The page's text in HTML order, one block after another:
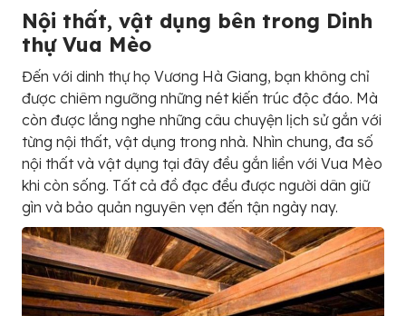
Nội thất, vật dụng bên trong Dinh
thự Vua Mèo
Đến với dinh thự họ Vương Hà Giang, bạn không chỉ
được chiêm ngưỡng những nét kiến trúc độc đáo. Mà
còn được lắng nghe những câu chuyện lịch sử gắn với
từng nội thất, vật dụng trong nhà. Nhìn chung, đa số
nội thất và vật dụng tại đây đều gắn liền với Vua Mèo
khi còn sống. Tất cả đồ đạc đều được người dân giữ
gìn và bảo quản nguyên vẹn đến tận ngày nay.